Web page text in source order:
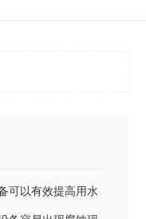
可以有效提高用水